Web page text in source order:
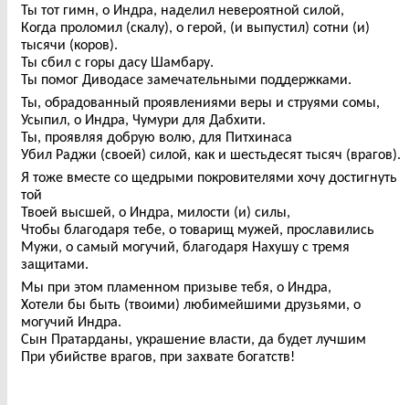
Ты тот гимн, о Индра, наделил невероятной силой,
Когда проломил (скалу), о герой, (и выпустил) сотни (и)
тысячи (коров).
Ты сбил с горы дасу Шамбару.
Ты помог Диводасе замечательными поддержками.
Ты, обрадованный проявлениями веры и струями сомы,
Усыпил, о Индра, Чумури для Дабхити.
Ты, проявляя добрую волю, для Питхинаса
Убил Раджи (своей) силой, как и шестьдесят тысяч (врагов).
Я тоже вместе со щедрыми покровителями хочу достигнуть
той
Твоей высшей, о Индра, милости (и) силы,
Чтобы благодаря тебе, о товарищ мужей, прославились
Мужи, о самый могучий, благодаря Нахушу с тремя
защитами.
Мы при этом пламенном призыве тебя, о Индра,
Хотели бы быть (твоими) любимейшими друзьями, о
могучий Индра.
Сын Пратарданы, украшение власти, да будет лучшим
При убийстве врагов, при захвате богатств!